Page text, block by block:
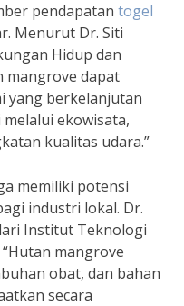
pendapatan togel
Menurut Dr. Siti
Hidup dan
mangrove dapat
yang berkelanjutan
ekowisata,
kualitas udara.”
memiliki potensi
industri lokal. Dr.
Institut Teknologi
mangrove
obat, dan bahan
secara